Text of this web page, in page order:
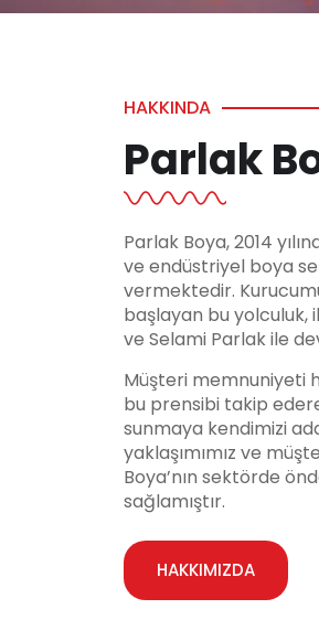
HAKKINDA
Parlak
Parlak Boya, 2014
ve endüstriyel boya
vermektedir.
başlayan bu yolculuk,
ve Selami Parlak ile
Müşteri memnuniyeti
bu prensibi takip
sunmaya kendimizi
yaklaşımımız ve
Boya’nın sektörde
sağlamıştır.
HAKKIMIZDA